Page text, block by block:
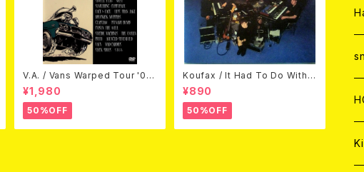
V.A. / Vans Warped Tour '03
(DVD)
¥1,980
50%OFF
Koufax / It Had To Do With L
ove (CD)
¥890
50%OFF